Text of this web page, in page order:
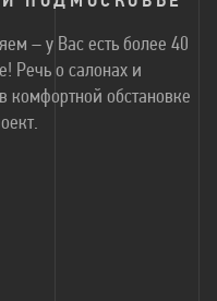
– у Вас есть более 40
Речь о салонах и
комфортной обстановке